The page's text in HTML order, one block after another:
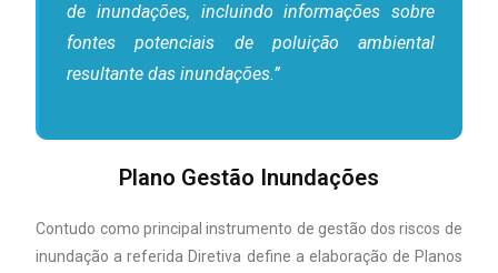
de inundações, incluindo informações sobre
fontes potenciais de poluição ambiental
resultante das inundações.”
Plano Gestão Inundações
Contudo como principal instrumento de gestão dos riscos de
inundação a referida Diretiva define a elaboração de Planos